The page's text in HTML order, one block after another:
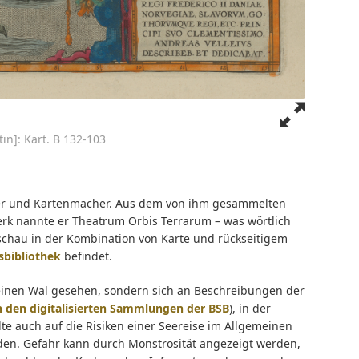
Kart. B 132-103
Kartenmacher. Aus dem von ihm gesammelten
nannte er Theatrum Orbis Terrarum – was wörtlich
in der Kombination von Karte und rückseitigem
befindet.
Wal gesehen, sondern sich an Beschreibungen der
den digitalisierten Sammlungen der BSB), in der
auch auf die Risiken einer Seereise im Allgemeinen
Gefahr kann durch Monstrosität angezeigt werden,